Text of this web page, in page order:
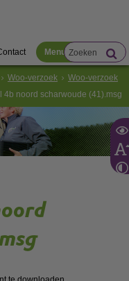
Menu
Woo-verzoek
Woo-verzoek
4b noord scharwoude (41).msg